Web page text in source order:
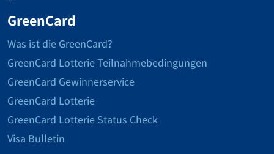
GreenCard
Was ist die GreenCard?
GreenCard Lotterie Teilnahmebedingungen
GreenCard Gewinnerservice
GreenCard Lotterie
GreenCard Lotterie Status Check
Visa Bulletin